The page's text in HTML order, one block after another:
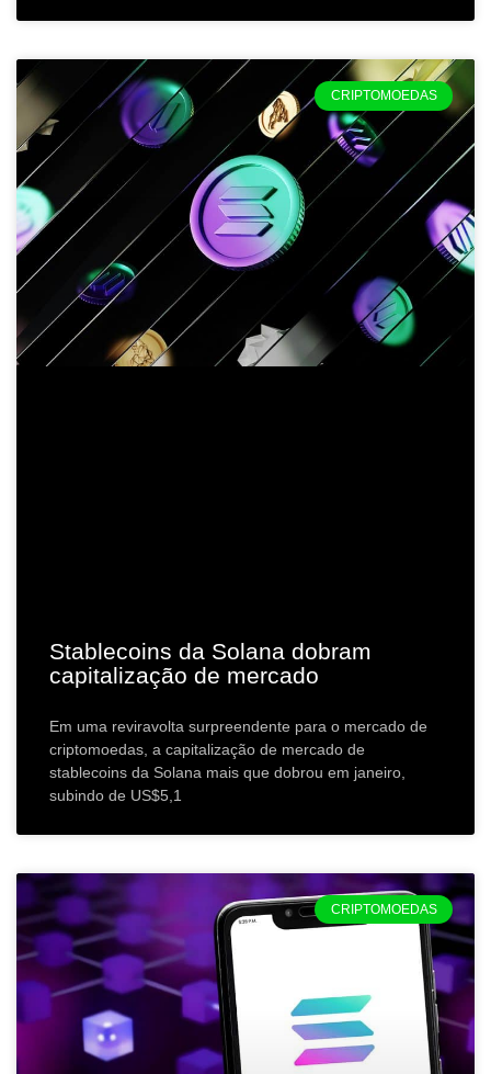
CRIPTOMOEDAS
Stablecoins da Solana dobram
capitalização de mercado
Em uma reviravolta surpreendente para o mercado de
criptomoedas, a capitalização de mercado de
stablecoins da Solana mais que dobrou em janeiro,
subindo de US$5,1
CRIPTOMOEDAS